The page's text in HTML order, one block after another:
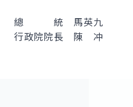
總 統 馬英九
行政院院長 陳 冲